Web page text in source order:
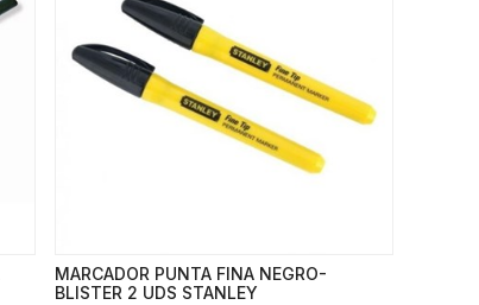
MARCADOR PUNTA FINA NEGRO-
BLISTER 2 UDS STANLEY